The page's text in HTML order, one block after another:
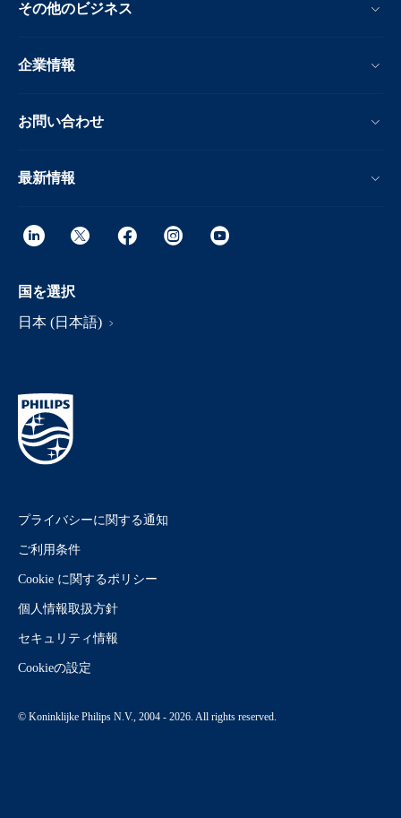
その他のビジネス
企業情報
お問い合わせ
最新情報
国を選択
日本 (日本語)
プライバシーに関する通知
ご利用条件
Cookie に関するポリシー
個人情報取扱方針
セキュリティ情報
Cookieの設定
© Koninklijke Philips N.V., 2004 - 2026. All rights reserved.